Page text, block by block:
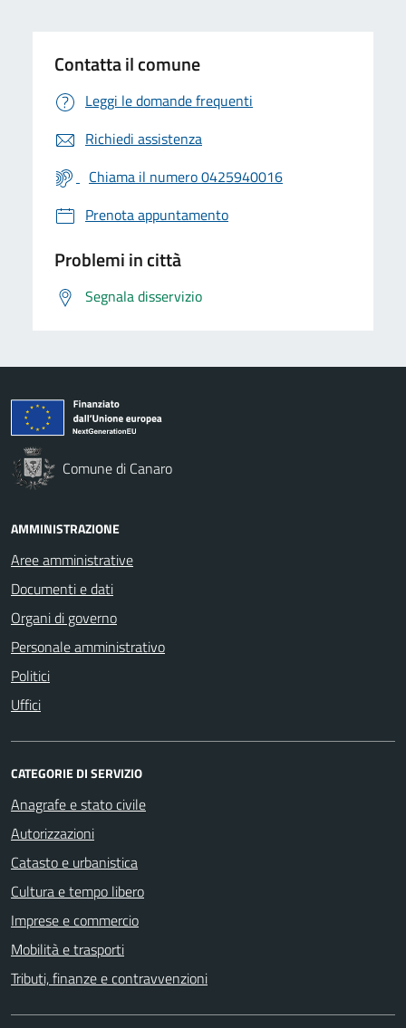
Contatta il comune
Leggi le domande frequenti
Richiedi assistenza
Chiama il numero 0425940016
Prenota appuntamento
Problemi in città
Segnala disservizio
Comune di Canaro
AMMINISTRAZIONE
Aree amministrative
Documenti e dati
Organi di governo
Personale amministrativo
Politici
Uffici
CATEGORIE DI SERVIZIO
Anagrafe e stato civile
Autorizzazioni
Catasto e urbanistica
Cultura e tempo libero
Imprese e commercio
Mobilità e trasporti
Tributi, finanze e contravvenzioni